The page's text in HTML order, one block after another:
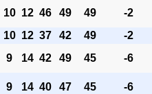
10 12 46 49 49
-2
10 12 37 42 49
-2
9 14 42 49 45 -6
9 14 40 47 45
-6